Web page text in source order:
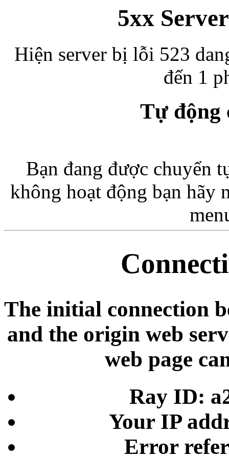
5xx
Hiện server bị lỗi 523
đến 1
Tự động
Bạn đang được chuyển
không hoạt động bạn hãy
The initial connection
and the origin web
web page
Ray ID:
Your IP
Error